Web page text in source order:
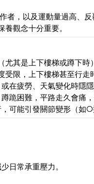
者，以及運動量過高、
觀念十分重要。
其是上下樓梯或蹲下
限，上下樓梯甚至行走
在疲勞、天氣變化時隱
跪困難，平路走久會痛
可能引發關節變形（如
日常承重壓力。